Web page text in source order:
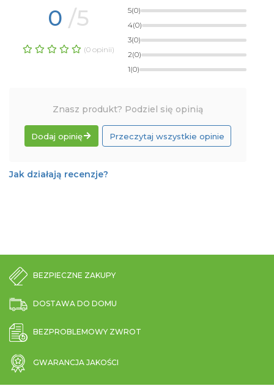
0 /5
(0 opinii)
5(0)
4(0)
3(0)
2(0)
1(0)
Znasz produkt? Podziel się opinią
Dodaj opinię Przeczytaj wszystkie opinie
Jak działają recenzje?
BEZPIECZNE ZAKUPY
DOSTAWA DO DOMU
BEZPROBLEMOWY ZWROT
GWARANCJA JAKOŚCI